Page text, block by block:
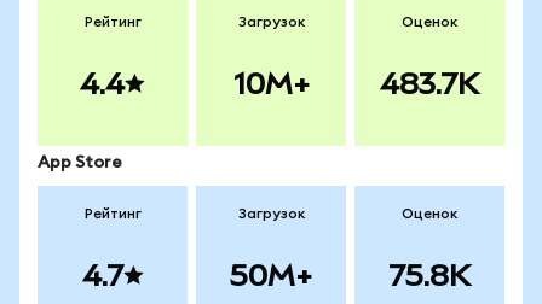
Рейтинг
4.4
Загрузок
10M+
Оценок
483.7K
App Store
Рейтинг
4.7
Загрузок
50M+
Оценок
75.8K